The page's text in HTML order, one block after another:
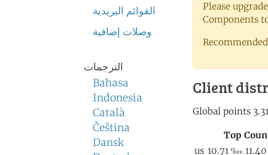
القوائم البريدية
وصلات إضافية
الترجمات
Bahasa
Indonesia
Català
Čeština
Dansk
Please
Components
Client